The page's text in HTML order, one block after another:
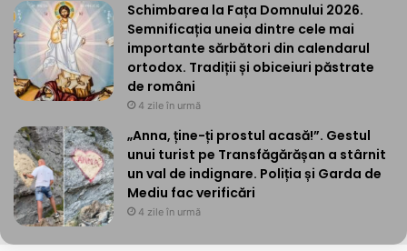
Schimbarea la Fața Domnului 2026.
Semnificația uneia dintre cele mai
importante sărbători din calendarul
ortodox. Tradiții și obiceiuri păstrate
de români
4 zile în urmă
„Anna, ține-ți prostul acasă!”. Gestul
unui turist pe Transfăgărășan a stârnit
un val de indignare. Poliția și Garda de
Mediu fac verificări
4 zile în urmă